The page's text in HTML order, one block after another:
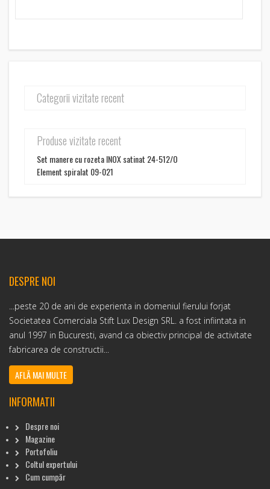
Categorii vizitate recent
Produse vizitate recent
Set manere cu rozeta INOX satinat 24-512/O
Element spiralat 09-021
DESPRE NOI
...peste 20 de ani de experienta in domeniul fierului forjat
Societatea Comerciala Stift Lux Design SRL. a fost infiintata in
anul 1997 in Bucuresti, avand ca obiectiv principal de activitate
fabricarea de constructii...
AFLĂ MAI MULTE
INFORMATII
Despre noi
Magazine
Portofoliu
Coltul expertului
Cum cumpăr